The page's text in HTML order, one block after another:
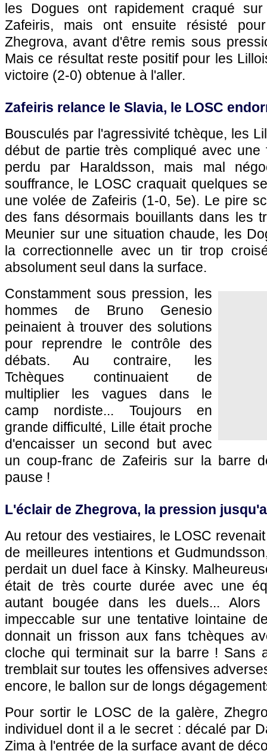
les Dogues ont rapidement craqué
Zafeiris, mais ont ensuite résisté
Zhegrova, avant d'être remis sous
Mais ce résultat reste positif pour les
victoire (2-0) obtenue à l'aller.
Zafeiris relance le Slavia, le LOSC
Bousculés par l'agressivité tchèque, les
début de partie très compliqué avec
perdu par Haraldsson, mais mal
souffrance, le LOSC craquait quelques
une volée de Zafeiris (1-0, 5e). Le pire
des fans désormais bouillants dans les
Meunier sur une situation chaude, les
la correctionnelle avec un tir trop
absolument seul dans la surface.
Constamment sous pression, les
hommes de Bruno Genesio
peinaient à trouver des solutions
pour reprendre le contrôle des
débats. Au contraire, les
Tchèques continuaient de
multiplier les vagues dans le
camp nordiste... Toujours en
grande difficulté, Lille était proche
d'encaisser un second but avec
un coup-franc de Zafeiris sur la barre
pause !
L'éclair de Zhegrova, la pression
Au retour des vestiaires, le LOSC
de meilleures intentions et
perdait un duel face à Kinsky.
était de très courte durée avec une
autant bougée dans les duels...
impeccable sur une tentative lointaine
donnait un frisson aux fans tchèques
cloche qui terminait sur la barre ! Sans
tremblait sur toutes les offensives
encore, le ballon sur de longs
Pour sortir le LOSC de la galère,
individuel dont il a le secret : décalé par
Zima à l'entrée de la surface avant de